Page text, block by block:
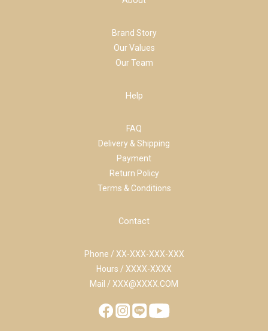
Brand Story
Our Values
Our Team
Help
FAQ
Delivery & Shipping
Payment
Return Policy
Terms & Conditions
Contact
Phone / XX-XXX-XXX-XXX
Hours / XXXX-XXXX
Mail / XXX@XXXX.COM